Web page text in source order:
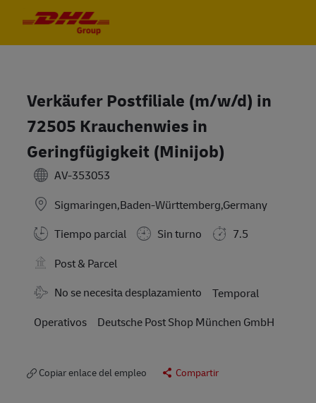
Verkäufer Postfiliale (m/w/d) in
72505 Krauchenwies in
Geringfügigkeit (Minijob)
AV-353053
Sigmaringen,Baden-Württemberg,Germany
Tiempo parcial
Sin turno
7.5
Post & Parcel
No se necesita desplazamiento
Temporal
Operativos
Deutsche Post Shop München GmbH
Copiar enlace del empleo Compartir